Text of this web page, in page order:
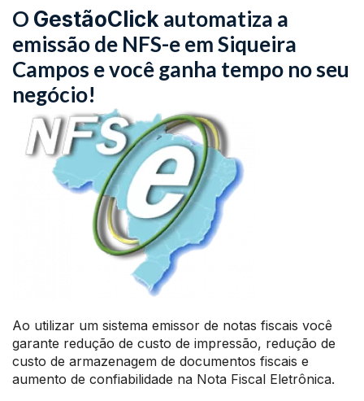
O GestãoClick automatiza a
emissão de NFS-e em Siqueira
Campos e você ganha tempo no seu
negócio!
Ao utilizar um sistema emissor de notas fiscais você
garante redução de custo de impressão, redução de
custo de armazenagem de documentos fiscais e
aumento de confiabilidade na Nota Fiscal Eletrônica.